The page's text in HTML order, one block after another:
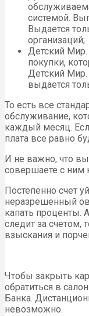
системой.
Выдается
организаций;
Детский Мир.
покупки,
Детский
выдается
То есть все
обслуживание,
каждый месяц.
плата все равно
И не важно, что вы
совершаете с ним
Постепенно счет
неразрешенный
капать проценты.
следит за счетом,
взыскания и
Чтобы закрыть
обратиться в
Банка.
невозможно.